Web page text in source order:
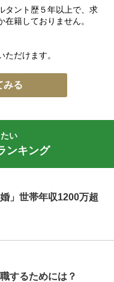
タント歴５年以上で、求
籍しておりません。
だけます。
みる
い
ンキング
」世帯年収1200万超
するためには？